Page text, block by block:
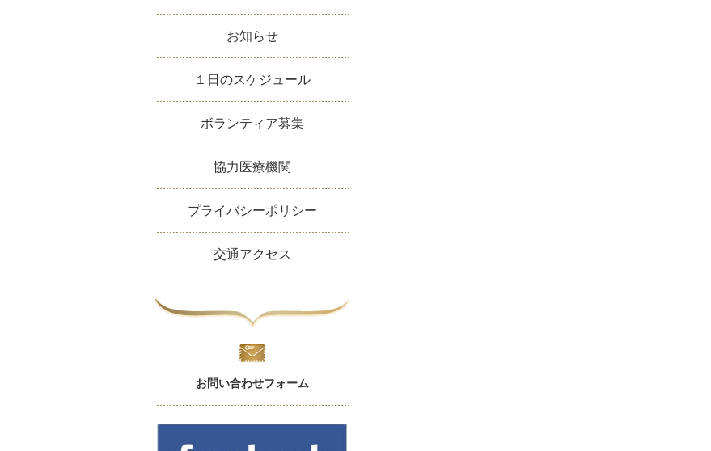
お知らせ
１日のスケジュール
ボランティア募集
協力医療機関
プライバシーポリシー
交通アクセス
お問い合わせフォーム